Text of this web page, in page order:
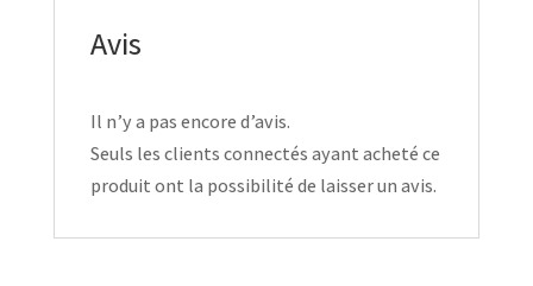
Avis
Il n’y a pas encore d’avis.
Seuls les clients connectés ayant acheté ce
produit ont la possibilité de laisser un avis.